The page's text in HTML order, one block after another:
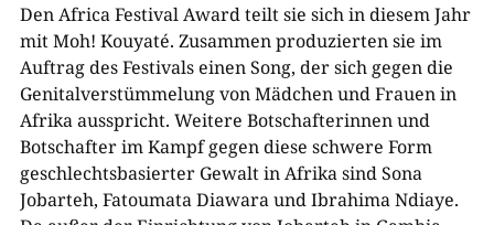
Den Africa Festival Award teilt sie sich in diesem Jahr
mit Moh! Kouyaté. Zusammen produzierten sie im
Auftrag des Festivals einen Song, der sich gegen die
Genitalverstümmelung von Mädchen und Frauen in
Afrika ausspricht. Weitere Botschafterinnen und
Botschafter im Kampf gegen diese schwere Form
geschlechtsbasierter Gewalt in Afrika sind Sona
Jobarteh, Fatoumata Diawara und Ibrahima Ndiaye.